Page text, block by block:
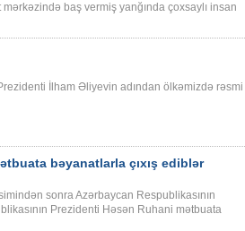
baş vermiş yanğında çoxsaylı insan
İlham Əliyevin adından ölkəmizdə rəsmi
bəyanatlarla çıxış ediblər
sonra Azərbaycan Respublikasının
Prezidenti Həsən Ruhani mətbuata